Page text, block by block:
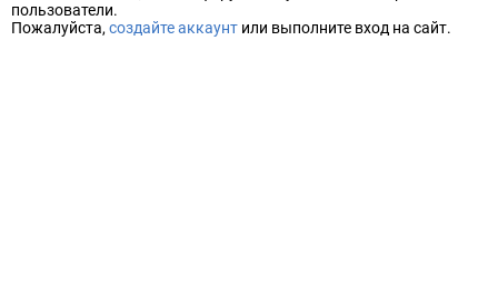
пользователи.
Пожалуйста, создайте аккаунт или выполните вход на сайт.